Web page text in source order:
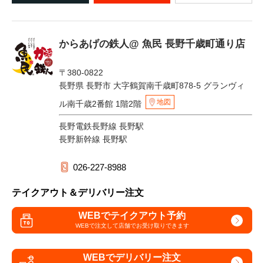
からあげの鉄人@ 魚民 長野千歳町通り店
〒380-0822
長野県 長野市 大字鶴賀南千歳町878-5 グランヴィ
ル南千歳2番館 1階2階
地図
長野電鉄長野線 長野駅
長野新幹線 長野駅
026-227-8988
テイクアウト＆デリバリー注文
WEBでテイクアウト予約
WEBで注文して店舗でお受け取りできます
WEBでデリバリー注文